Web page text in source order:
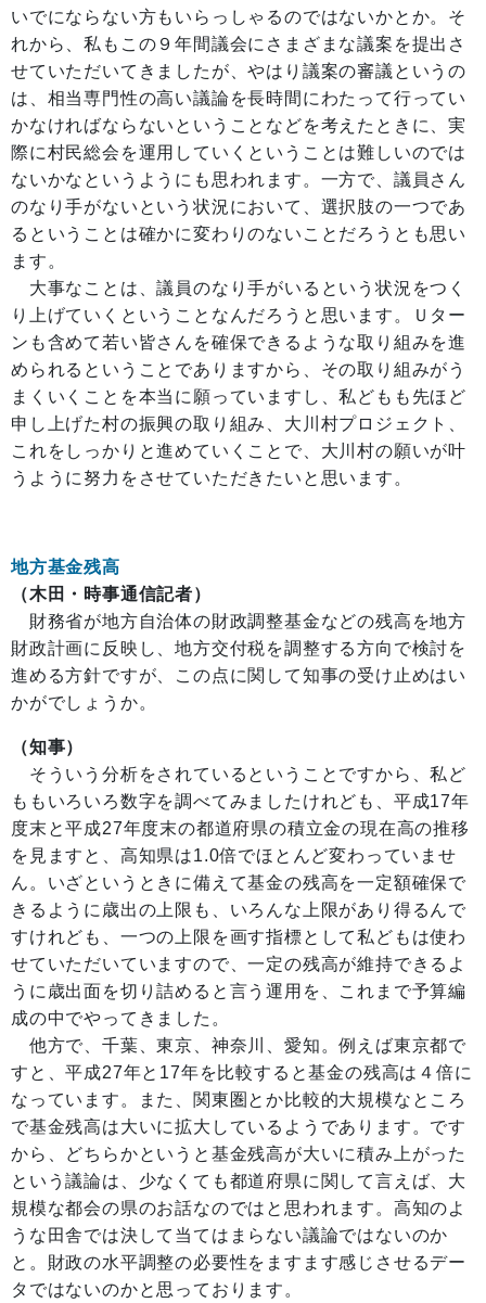
いでにならない方もいらっしゃるのではないかとか。そ
れから、私もこの９年間議会にさまざまな議案を提出さ
せていただいてきましたが、やはり議案の審議というの
は、相当専門性の高い議論を長時間にわたって行ってい
かなければならないということなどを考えたときに、実
際に村民総会を運用していくということは難しいのでは
ないかなというようにも思われます。一方で、議員さん
のなり手がないという状況において、選択肢の一つであ
るということは確かに変わりのないことだろうとも思い
ます。
大事なことは、議員のなり手がいるという状況をつく
り上げていくということなんだろうと思います。Ｕター
ンも含めて若い皆さんを確保できるような取り組みを進
められるということでありますから、その取り組みがう
まくいくことを本当に願っていますし、私どもも先ほど
申し上げた村の振興の取り組み、大川村プロジェクト、
これをしっかりと進めていくことで、大川村の願いが叶
うように努力をさせていただきたいと思います。
地方基金残高
（木田・時事通信記者）
財務省が地方自治体の財政調整基金などの残高を地方
財政計画に反映し、地方交付税を調整する方向で検討を
進める方針ですが、この点に関して知事の受け止めはい
かがでしょうか。
（知事）
そういう分析をされているということですから、私ど
ももいろいろ数字を調べてみましたけれども、平成17年
度末と平成27年度末の都道府県の積立金の現在高の推移
を見ますと、高知県は1.0倍でほとんど変わっていませ
ん。いざというときに備えて基金の残高を一定額確保で
きるように歳出の上限も、いろんな上限があり得るんで
すけれども、一つの上限を画す指標として私どもは使わ
せていただいていますので、一定の残高が維持できるよ
うに歳出面を切り詰めると言う運用を、これまで予算編
成の中でやってきました。
他方で、千葉、東京、神奈川、愛知。例えば東京都で
すと、平成27年と17年を比較すると基金の残高は４倍に
なっています。また、関東圏とか比較的大規模なところ
で基金残高は大いに拡大しているようであります。です
から、どちらかというと基金残高が大いに積み上がった
という議論は、少なくても都道府県に関して言えば、大
規模な都会の県のお話なのではと思われます。高知のよ
うな田舎では決して当てはまらない議論ではないのか
と。財政の水平調整の必要性をますます感じさせるデー
タではないのかと思っております。